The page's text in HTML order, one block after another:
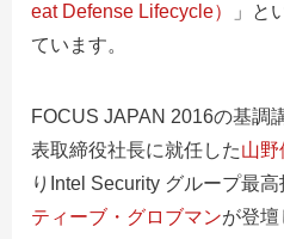
eat Defense Lifecycle）
」と
ています。
FOCUS JAPAN 2016の基調
表取締役社長に就任した山野
りIntel Security グループ最
ティーブ・グロブマンが登